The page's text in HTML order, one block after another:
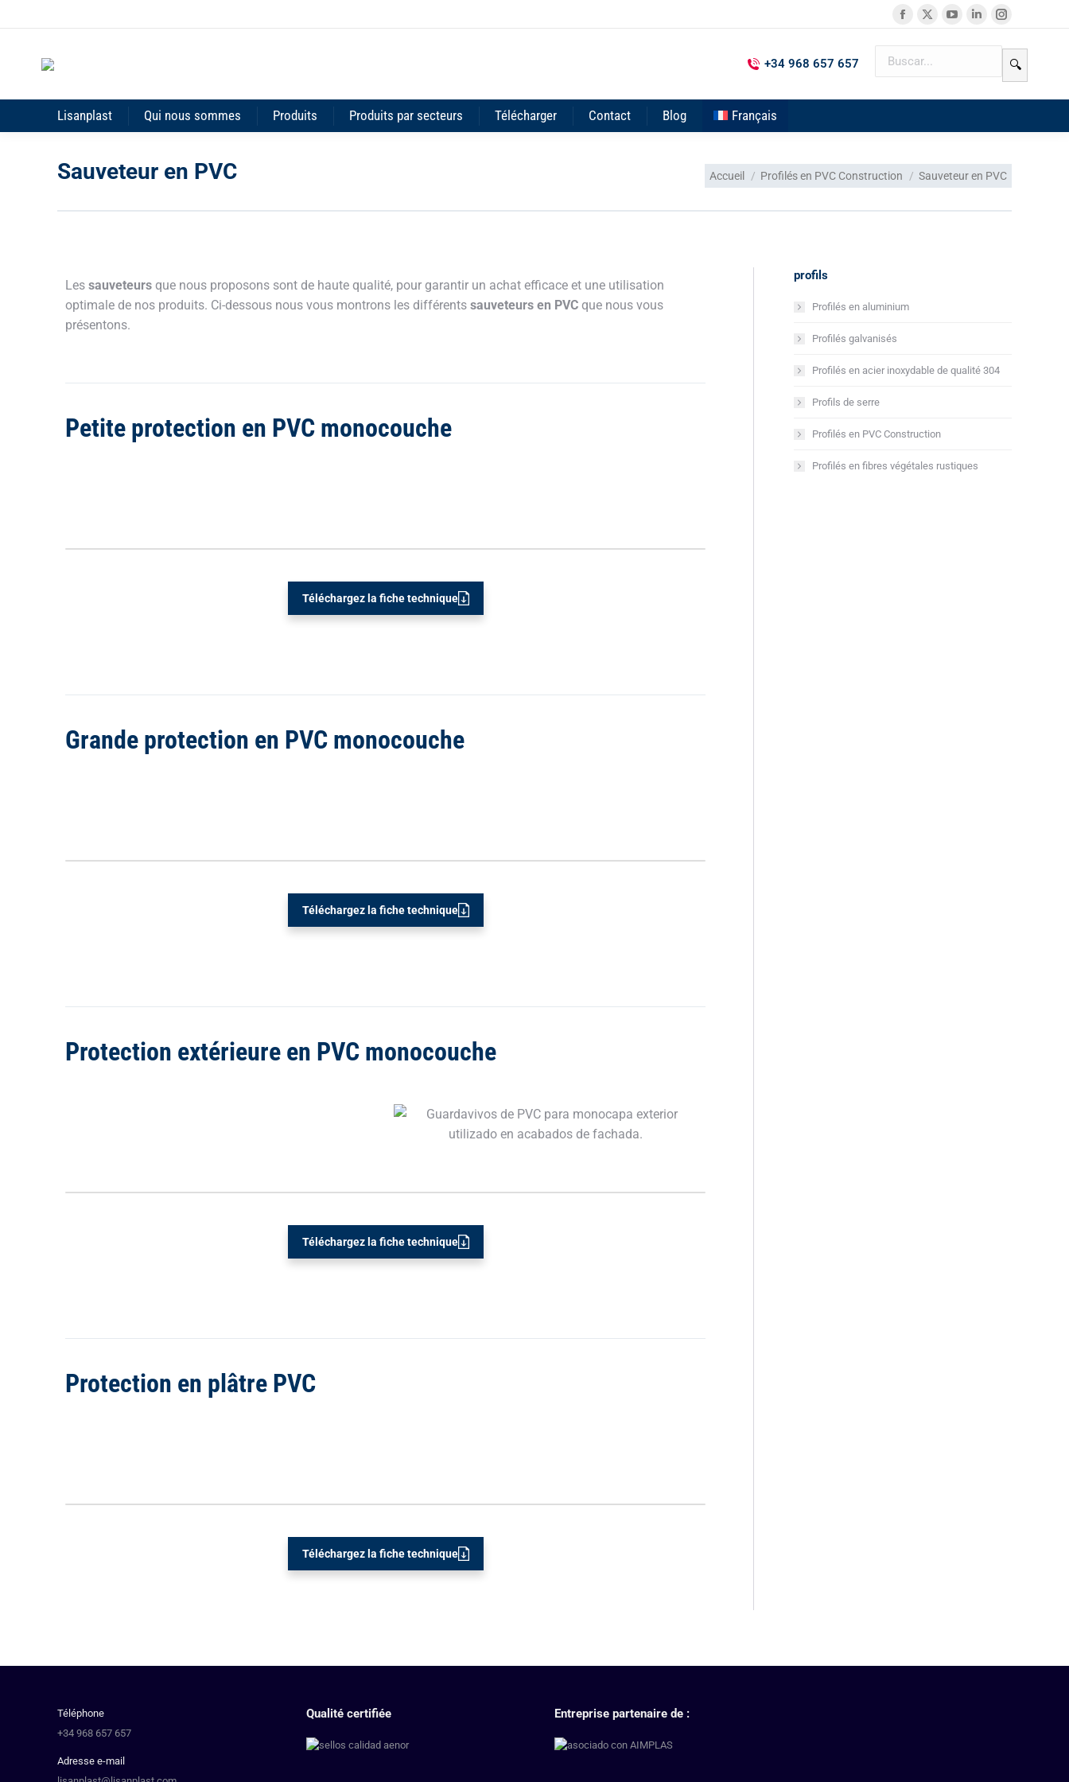
+34 968 657 657 🔍
Lisanplast Qui nous sommes Produits Produits par secteurs Télécharger Contact Blog Français
Sauveteur en PVC Vous êtes ici :
Accueil Profilés en PVC Construction Sauveteur en PVC
Les sauveteurs que nous proposons sont de haute qualité, pour garantir un achat efficace et une utilisation
optimale de nos produits. Ci-dessous nous vous montrons les différents sauveteurs en PVC que nous vous
présentons.
Petite protection en PVC monocouche
Téléchargez la fiche technique
Grande protection en PVC monocouche
Téléchargez la fiche technique
Protection extérieure en PVC monocouche
Téléchargez la fiche technique
Protection en plâtre PVC
Téléchargez la fiche technique
profils
Profilés en aluminium
Profilés galvanisés
Profilés en acier inoxydable de qualité 304
Profils de serre
Profilés en PVC Construction
Profilés en fibres végétales rustiques
Téléphone
+34 968 657 657
Adresse e-mail
Qualité certifiée Entreprise partenaire de :